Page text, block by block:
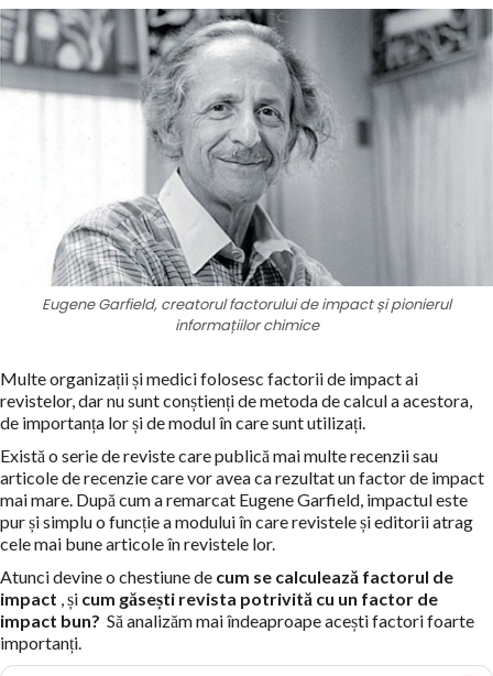
Eugene Garfield, creatorul factorului de impact și pionierul
informațiilor chimice
Multe organizații și medici folosesc factorii de impact ai
revistelor, dar nu sunt conștienți de metoda de calcul a acestora,
de importanța lor și de modul în care sunt utilizați.
Există o serie de reviste care publică mai multe recenzii sau
articole de recenzie care vor avea ca rezultat un factor de impact
mai mare. După cum a remarcat Eugene Garfield, impactul este
pur și simplu o funcție a modului în care revistele și editorii atrag
cele mai bune articole în revistele lor.
Atunci devine o chestiune de cum se calculează factorul de
impact , și cum găsești revista potrivită cu un factor de
impact bun? Să analizăm mai îndeaproape acești factori foarte
importanți.